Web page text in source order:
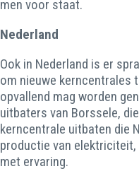
men voor staat.
Nederland
Ook in Nederland is er
om nieuwe kerncentrales
opvallend mag worden
uitbaters van Borssele,
kerncentrale uitbaten die
productie van
met ervaring.